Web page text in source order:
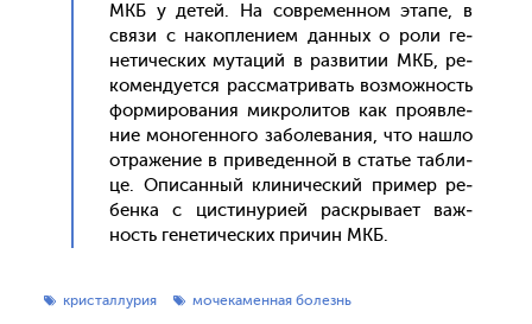
МКБ у де­тей. На сов­ре­мен­ном эта­пе, в
свя­зи с на­коп­ле­ни­ем дан­ных о ро­ли ге­
нети­чес­ких му­таций в раз­ви­тии МКБ, ре­
комен­ду­ет­ся рас­смат­ри­вать воз­можность
фор­ми­рова­ния мик­ро­литов как про­яв­ле­
ние мо­ноген­но­го за­боле­вания, что наш­ло
от­ра­жение в при­веден­ной в статье таб­ли­
це. Опи­сан­ный кли­ничес­кий при­мер ре­
бен­ка с цис­ти­нури­ей рас­кры­ва­ет важ­
ность ге­нети­чес­ких при­чин МКБ.
кристаллурия
мочекаменная болезнь